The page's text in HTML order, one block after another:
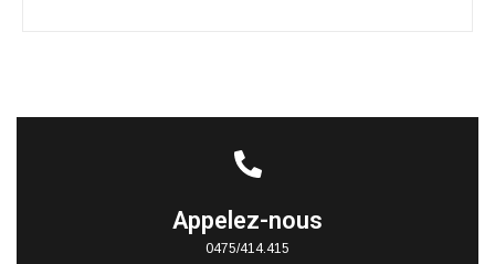
Appelez-nous
0475/414.415